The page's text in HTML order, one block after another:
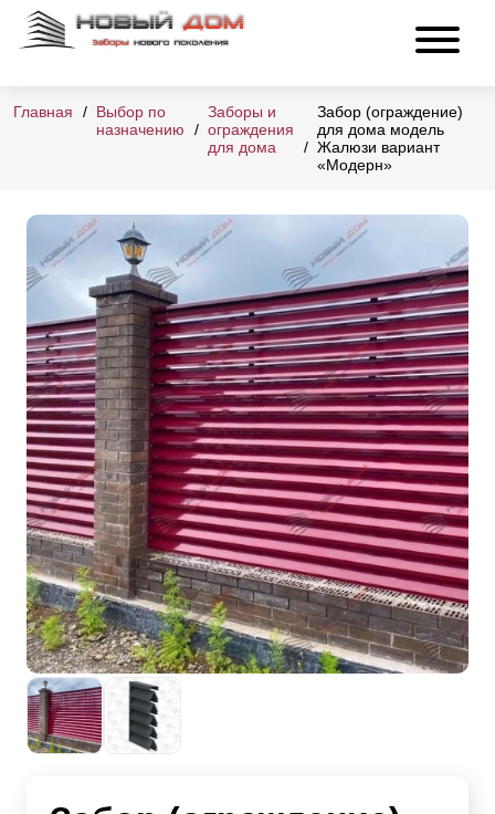
Главная
Выбор по
назначению
Заборы и
ограждения
для дома
Забор (ограждение)
для дома модель
Жалюзи вариант
«Модерн»